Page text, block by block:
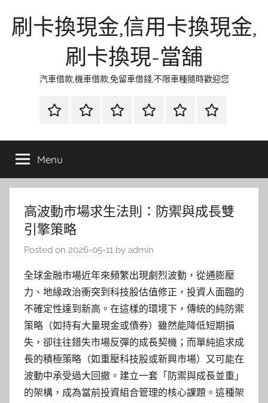
刷卡換現金,信用卡換現金,
刷卡換現-當舖
汽車借款,機車借款,免留車借錢,不限車種隨時歡迎您
首
當
金
網
資
流
時
環
清
聯
徵
Menu
高波動市場求生法則：防禦與成長雙
引擎策略
Posted on 2026-05-11 by admin
全球金融市場近年來頻繁出現劇烈波動，從通膨壓
力、地緣政治衝突到科技股估值修正，投資人面臨的
不確定性達到新高。在這樣的環境下，傳統的純防禦
策略（如持有大量現金或債券）雖然能降低短期損
失，卻往往錯失市場反彈的成長契機；而單純追求成
長的積極策略（如重壓科技股或新興市場）又可能在
波動中承受過大回撤。建立一套「防禦與成長並重」
的架構，成為當前投資組合管理的核心課題。這種架